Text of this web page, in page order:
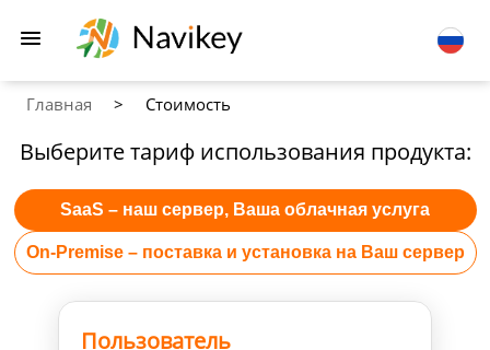
Главная > Стоимость
Выберите тариф использования продукта:
SaaS – наш сервер, Ваша облачная услуга
On-Premise – поставка и установка на Ваш сервер
Пользователь